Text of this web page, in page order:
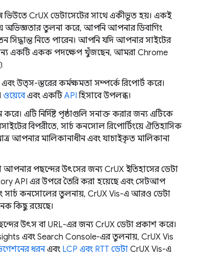
ভিউতে CrUX ডেটাসেটের সাথে একীভূত হয়। একই
অভিজ্ঞতার তুলনা করে, আপনি আপনার ডিবাগিং
নিতে পারেন। আপনি যদি আপনার সাইটের
একটি একক পদক্ষেপ খুঁজছেন, আমরা Chrome
এবং উত্স-স্তরের কর্মক্ষমতা সম্পর্কে রিপোর্ট করে।
ওয়েবেএবং একটিAPI হিসাবে উপলব্ধ।
করে। এটি নির্দিষ্ট পৃষ্ঠাগুলি সনাক্ত করার জন্য এটিকে
বিপরীতে, সার্চ কনসোল রিপোর্টিংয়ে ঐতিহাসিক
আপনার মালিকানাধীন এবং যাচাইকৃত মালিকানা
আপনার পছন্দের উৎসের জন্য CrUX ইতিহাসের ডেটা
API এর উপরে তৈরি করা হয়েছে এবং সেটআপ
সার্চ কনসোলের তুলনায়, CrUX Vis-এ আরও ডেটা
কিছু রয়েছে।
উৎস বা URL-এর জন্য CrUX ডেটা প্রকাশ করে।
এবং Search Console-এর তুলনায়, CrUX Vis
ধরনএবং LCP এবং RTT ডেটা CrUX Vis-এ